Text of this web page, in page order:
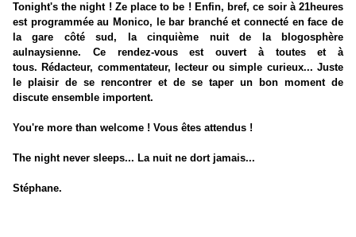
Tonight's the night ! Ze place to be ! Enfin, bref, ce soir à 21heures
est programmée au Monico, le bar branché et connecté en face de
la gare côté sud, la cinquième nuit de la blogosphère
aulnaysienne. Ce rendez-vous est ouvert à toutes et à
tous. Rédacteur, commentateur, lecteur ou simple curieux... Juste
le plaisir de se rencontrer et de se taper un bon moment de
discute ensemble importent.
You're more than welcome ! Vous êtes attendus !
The night never sleeps... La nuit ne dort jamais...
Stéphane.